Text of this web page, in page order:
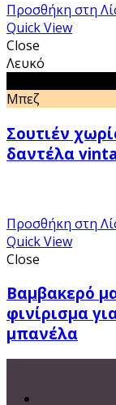
Προσθήκη στη
Quick View
Close
Λευκό
Μπεζ
Σουτιέν
δαντέλα
Προσθήκη στη
Quick View
Close
Βαμβακερό
φινίρισμα
μπανέλα